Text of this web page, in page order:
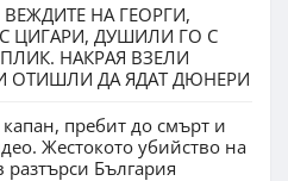
НА ГЕОРГИ,
ЦИГАРИ, ДУШИЛИ ГО С
НАКРАЯ ВЗЕЛИ
ОТИШЛИ ДА ЯДАТ ДЮНЕРИ
пребит до смърт и
Жестокото убийство на
разтърси България